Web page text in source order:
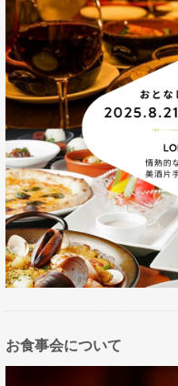
お食事会について